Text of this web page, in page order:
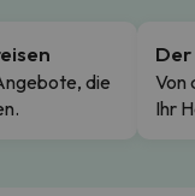
die
Von
Ihr